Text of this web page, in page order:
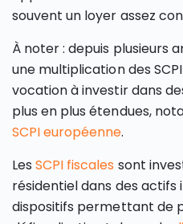
souvent un loyer assez
À noter : depuis plusieurs
une multiplication des
vocation à investir dans
plus en plus étendues,
SCPI européenne.
LesSCPI fiscales sont
résidentiel dans des actifs
dispositifs permettant de